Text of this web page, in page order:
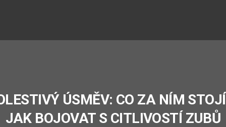
ÚSMĚV: CO ZA NÍM
JAK BOJOVAT S CITLIVOSTÍ ZUBŮ